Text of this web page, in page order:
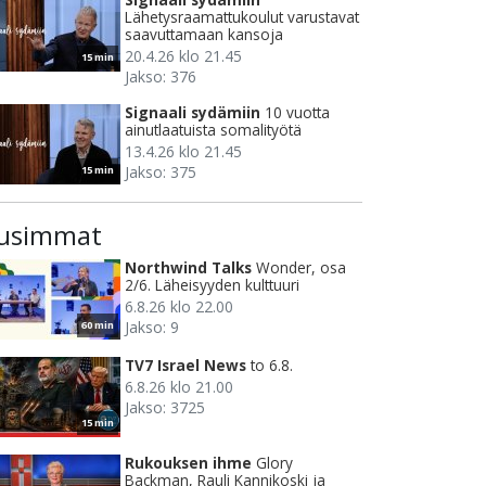
15 min
Lähetysraamattukoulut varustavat
saavuttamaan kansoja
20.4.26 klo 21.45
Jakso: 376
15 min
Signaali sydämiin 10 vuotta
ainutlaatuista somalityötä
13.4.26 klo 21.45
Jakso: 375
60 min
Northwind Talks Wonder, osa
2/6. Läheisyyden kulttuuri
6.8.26 klo 22.00
Jakso: 9
15 min
TV7 Israel News to 6.8.
6.8.26 klo 21.00
Jakso: 3725
Rukouksen ihme Glory
Backman, Rauli Kannikoski ja